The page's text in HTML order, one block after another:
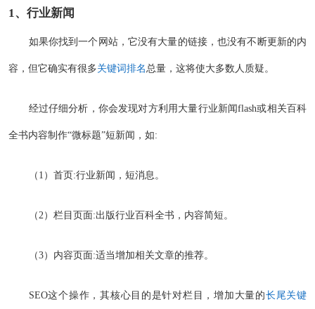
1、行业新闻
如果你找到一个网站，它没有大量的链接，也没有不断更新的内
容，但它确实有很多关键词排名总量，这将使大多数人质疑。
经过仔细分析，你会发现对方利用大量行业新闻flash或相关百科
全书内容制作“微标题”短新闻，如:
（1）首页:行业新闻，短消息。
（2）栏目页面:出版行业百科全书，内容简短。
（3）内容页面:适当增加相关文章的推荐。
SEO这个操作，其核心目的是针对栏目，增加大量的长尾关键